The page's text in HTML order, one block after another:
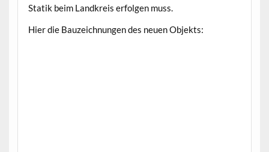
Statik beim Landkreis erfolgen muss.
Hier die Bauzeichnungen des neuen Objekts: